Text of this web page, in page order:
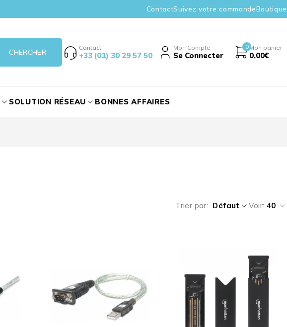
ContactSuivez votre commandeBoutique
Contact
+33 (01) 30 29 57 50
Mon Compte
Se Connecter
0 Mon panier
0,00€
SOLUTION RÉSEAU BONNES AFFAIRES
Trier par Défaut Voir: 40